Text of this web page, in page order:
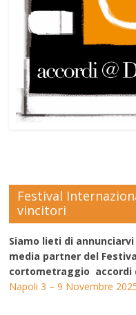
Festival
vincitori
Siamo lieti di
media partner del
cortometraggio accordi
Napoli 3 – 9 Novembre